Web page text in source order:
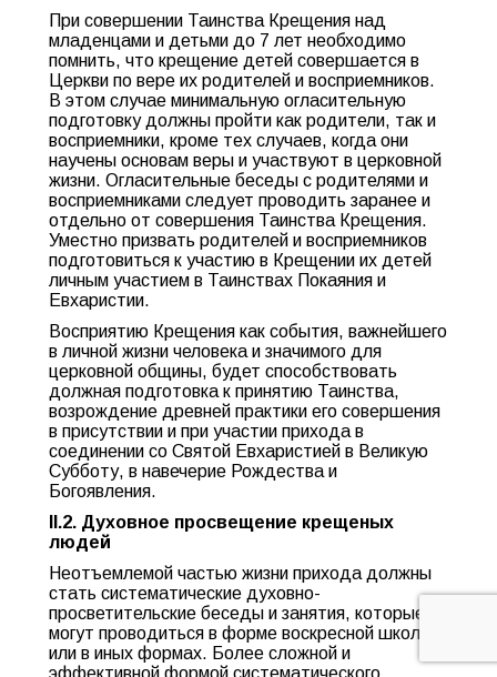
При совершении Таинства Крещения над
младенцами и детьми до 7 лет необходимо
помнить, что крещение детей совершается в
Церкви по вере их родителей и восприемников.
В этом случае минимальную огласительную
подготовку должны пройти как родители, так и
восприемники, кроме тех случаев, когда они
научены основам веры и участвуют в церковной
жизни. Огласительные беседы с родителями и
восприемниками следует проводить заранее и
отдельно от совершения Таинства Крещения.
Уместно призвать родителей и восприемников
подготовиться к участию в Крещении их детей
личным участием в Таинствах Покаяния и
Евхаристии.
Восприятию Крещения как события, важнейшего
в личной жизни человека и значимого для
церковной общины, будет способствовать
должная подготовка к принятию Таинства,
возрождение древней практики его совершения
в присутствии и при участии прихода в
соединении со Святой Евхаристией в Великую
Субботу, в навечерие Рождества и
Богоявления.
II.2. Духовное просвещение крещеных
людей
Неотъемлемой частью жизни прихода должны
стать систематические духовно-
просветительские беседы и занятия, которые
могут проводиться в форме воскресной школы
или в иных формах. Более сложной и
эффективной формой систематического